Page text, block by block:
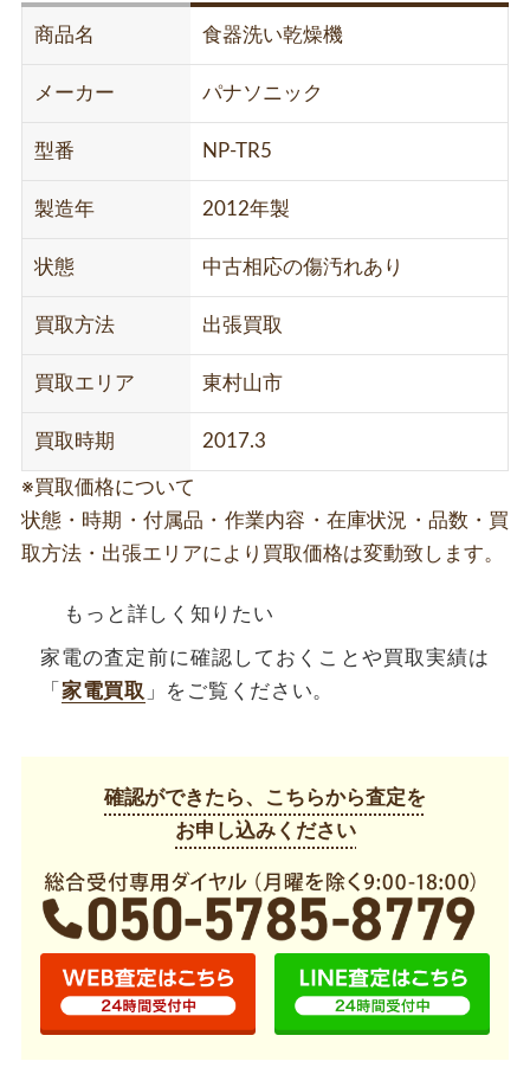
商品名 食器洗い乾燥機
メーカー パナソニック
型番 NP-TR5
製造年 2012年製
状態 中古相応の傷汚れあり
買取方法 出張買取
買取エリア 東村山市
買取時期 2017.3
※買取価格について
状態・時期・付属品・作業内容・在庫状況・品数・買
取方法・出張エリアにより買取価格は変動致します。
もっと詳しく知りたい
家電の査定前に確認しておくことや買取実績は
「 家電買取 」をご覧ください。
確認ができたら、こちらから査定を
お申し込みください